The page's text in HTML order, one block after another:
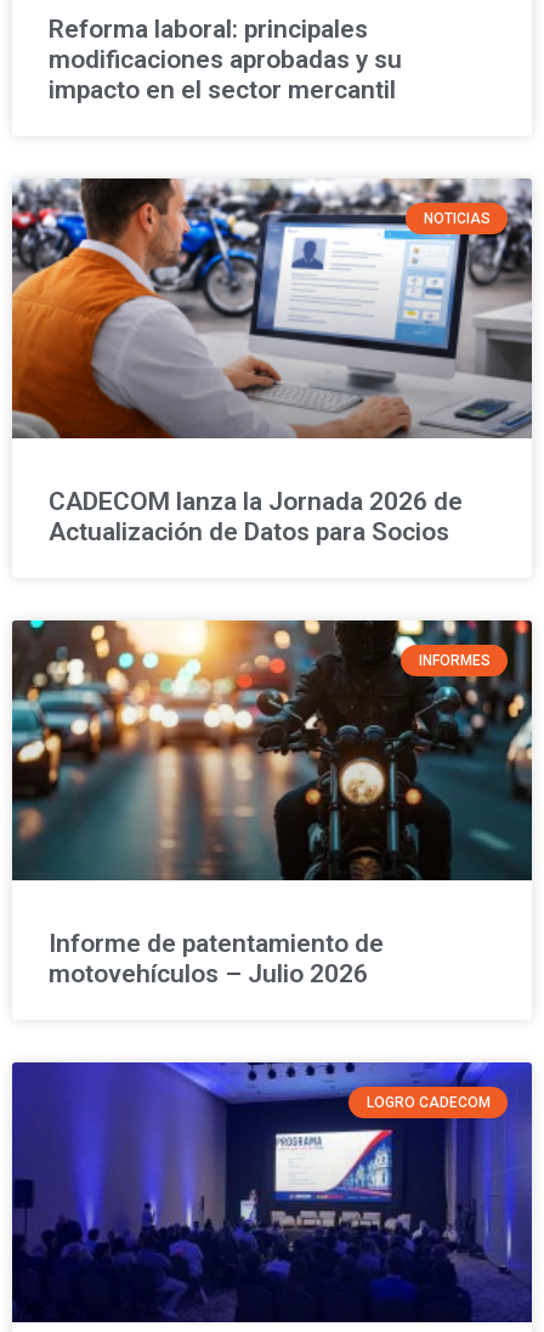
Reforma laboral: principales
modificaciones aprobadas y su
impacto en el sector mercantil
NOTICIAS
CADECOM lanza la Jornada 2026 de
Actualización de Datos para Socios
INFORMES
Informe de patentamiento de
motovehículos – Julio 2026
LOGRO CADECOM